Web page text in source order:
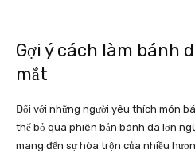
Gợi ý cách làm bánh
mắt
Đối với những người yêu thích món
thể bỏ qua phiên bản bánh da lợn
mang đến sự hòa trộn của nhiều